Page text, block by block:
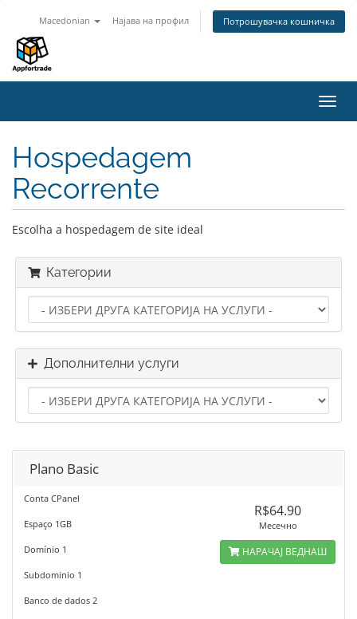
Macedonian Најава на профил Потрошувачка кошничка
ја
Hospedagem
Recorrente
Escolha a hospedagem de site ideal
Категории
Дополнителни услуги
Plano Basic
Conta CPanel
Espaço 1GB
Domínio 1
Subdominio 1
Banco de dados 2
R$64.90
Месечно
НАРАЧАЈ ВЕДНАШ